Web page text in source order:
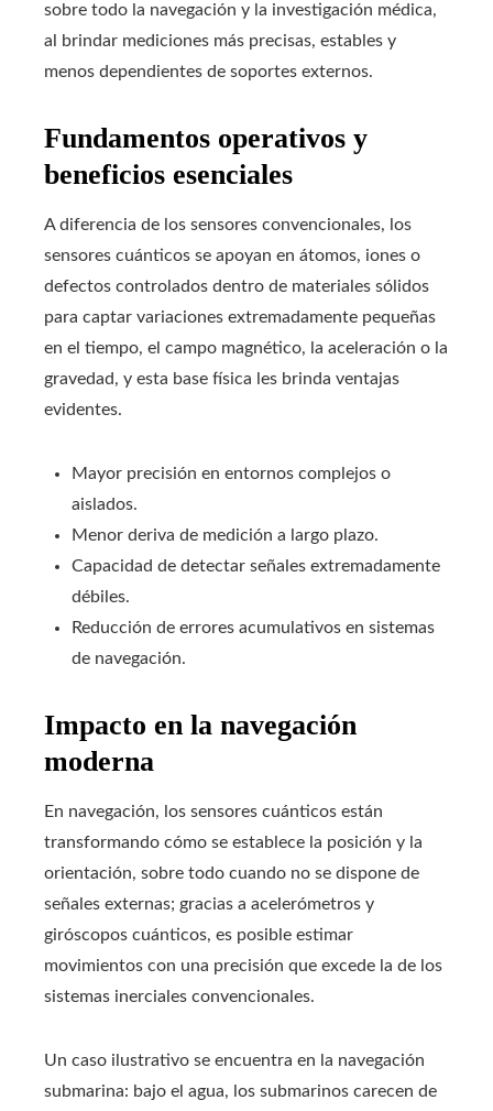
sobre todo la navegación y la investigación médica,
al brindar mediciones más precisas, estables y
menos dependientes de soportes externos.
Fundamentos operativos y
beneficios esenciales
A diferencia de los sensores convencionales, los
sensores cuánticos se apoyan en átomos, iones o
defectos controlados dentro de materiales sólidos
para captar variaciones extremadamente pequeñas
en el tiempo, el campo magnético, la aceleración o la
gravedad, y esta base física les brinda ventajas
evidentes.
Mayor precisión en entornos complejos o
aislados.
Menor deriva de medición a largo plazo.
Capacidad de detectar señales extremadamente
débiles.
Reducción de errores acumulativos en sistemas
de navegación.
Impacto en la navegación
moderna
En navegación, los sensores cuánticos están
transformando cómo se establece la posición y la
orientación, sobre todo cuando no se dispone de
señales externas; gracias a acelerómetros y
giróscopos cuánticos, es posible estimar
movimientos con una precisión que excede la de los
sistemas inerciales convencionales.
Un caso ilustrativo se encuentra en la navegación
submarina: bajo el agua, los submarinos carecen de